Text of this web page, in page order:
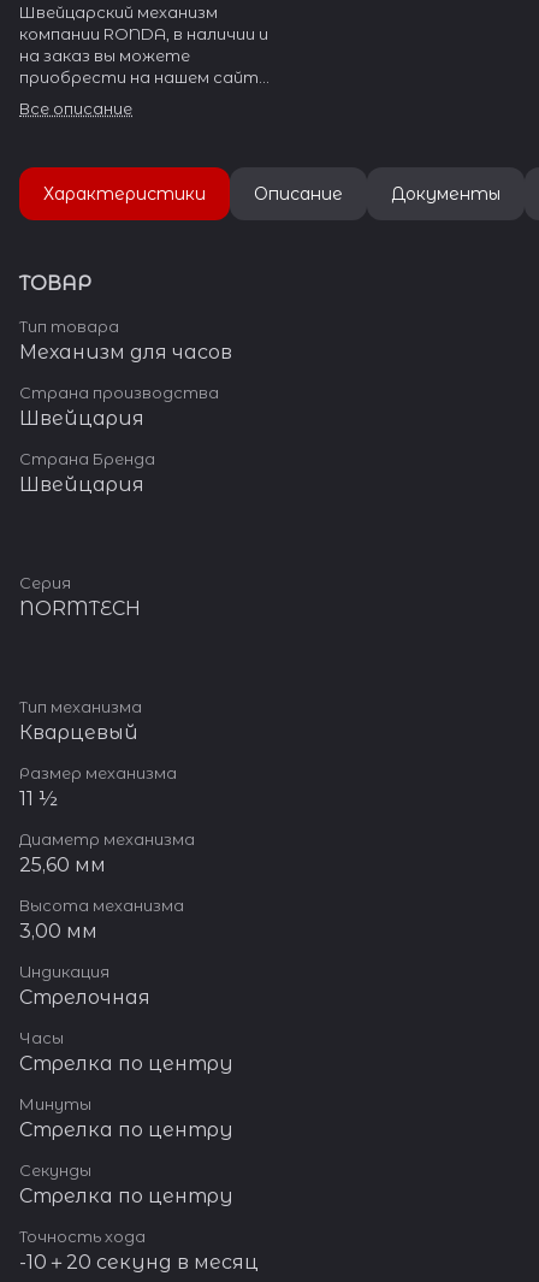
Швейцарский механизм
компании RONDA, в наличии и
на заказ вы можете
приобрести на нашем сайте
производит огромное
часовых механизмов.
Все описание
Характеристики Описание Документы
ТОВАР
Тип товара
Механизм для часов
Страна производства
Швейцария
Страна Бренда
Швейцария
Серия
NORMTECH
Тип механизма
Кварцевый
Размер механизма
11 ½
Диаметр механизма
25,60 мм
Высота механизма
3,00 мм
Индикация
Стрелочная
Часы
Стрелка по центру
Минуты
Стрелка по центру
Секунды
Стрелка по центру
Точность хода
-10＋20 секунд в месяц